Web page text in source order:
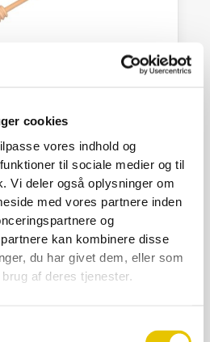
cookies
vores indhold og
til sociale medier og til
Vi deler også oplysninger om
med vores partnere inden
og
kan kombinere disse
du har givet dem, eller som
af deres tjenester.
DETALJER